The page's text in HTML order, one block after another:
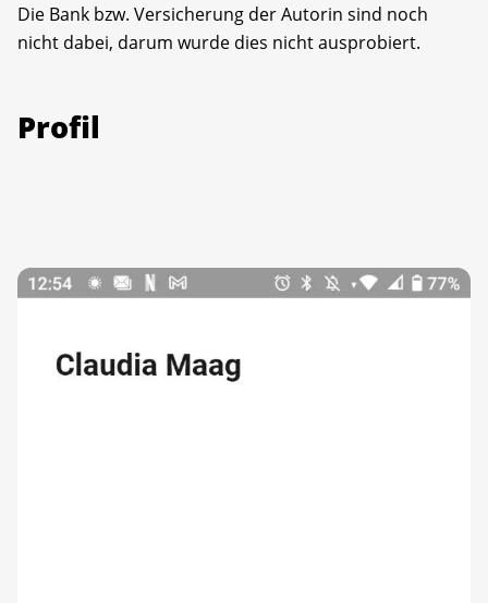
Die Bank bzw. Versicherung der Autorin sind noch
nicht dabei, darum wurde dies nicht ausprobiert.
Profil